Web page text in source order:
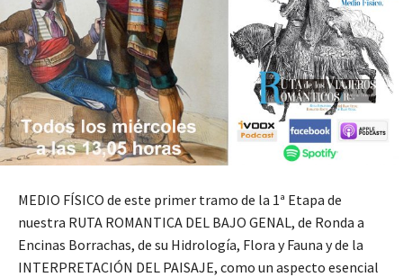
MEDIO FÍSICO de este primer tramo de la 1ª Etapa de
nuestra RUTA ROMANTICA DEL BAJO GENAL, de Ronda a
Encinas Borrachas, de su Hidrología, Flora y Fauna y de la
INTERPRETACIÓN DEL PAISAJE, como un aspecto esencial